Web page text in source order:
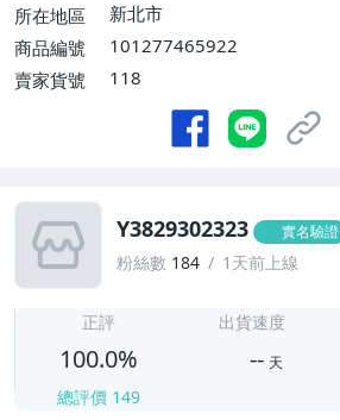
所在地區
新北市
商品編號
101277465922
賣家貨號
118
Y3829302323 實名驗證
粉絲數 184 1天前上線
正評
100.0%
總評價 149
出貨速度
-- 天